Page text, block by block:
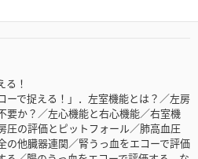
る！
ーで捉える！」．左室機能とは？／左房
要か？／左心機能と右心機能／右室機
圧の評価とピットフォール／肺高血圧
の他臓器連関／腎うっ血をエコーで評価